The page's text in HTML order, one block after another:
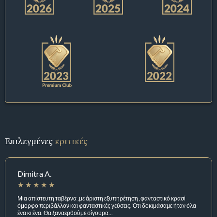
Επιλεγμένεςκριτικές
Dimitra A.
Μια απίστευτη ταβέρνα ,με άριστη εξυπηρέτηση ,φανταστικό κρασί
όμορφο περιβάλλον και φανταστικές γεύσεις. Ότι δοκιμάσαμε ήταν όλα
ένα κι ένα. Θα ξαναερθούμε σίγουρα...